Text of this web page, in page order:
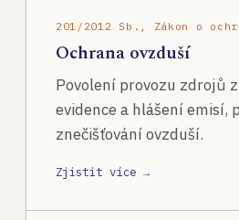
201/2012 Sb., Zákon o
Ochrana ovzduší
Povolení provozu zdrojů
evidence a hlášení emisí,
znečišťování ovzduší.
Zjistit více →